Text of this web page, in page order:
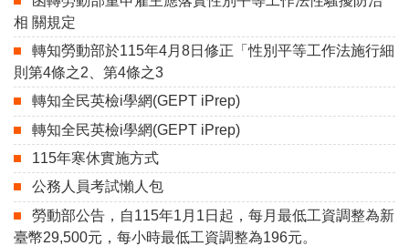
相 關規定
轉知勞動部於115年4月8日修正「性別平等工作法施行細
則第4條之2、第4條之3
轉知全民英檢i學網(GEPT iPrep)
轉知全民英檢i學網(GEPT iPrep)
115年寒休實施方式
公務人員考試懶人包
勞動部公告，自115年1月1日起，每月最低工資調整為新
臺幣29,500元，每小時最低工資調整為196元。